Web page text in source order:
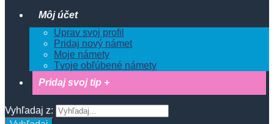
Môj účet
Uprav svoj profil
Pridaj nový námet
Moje námety
Tvoje obľúbené námety
Pridaj svoj tip +
Vyhľadaj z: